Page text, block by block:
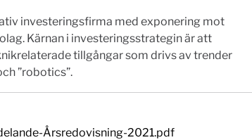
investeringsfirma med exponering mot
Kärnan i investeringsstrategin är att
tillgångar som drivs av trender
”robotics”.
Årsredovisning-2021.pdf